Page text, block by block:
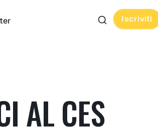
Iscriviti
AL CES